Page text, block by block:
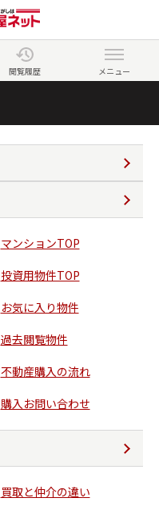
閲覧履歴 メニュー
マンションTOP
投資用物件TOP
お気に入り物件
過去閲覧物件
不動産購入の流れ
購入お問い合わせ
買取と仲介の違い